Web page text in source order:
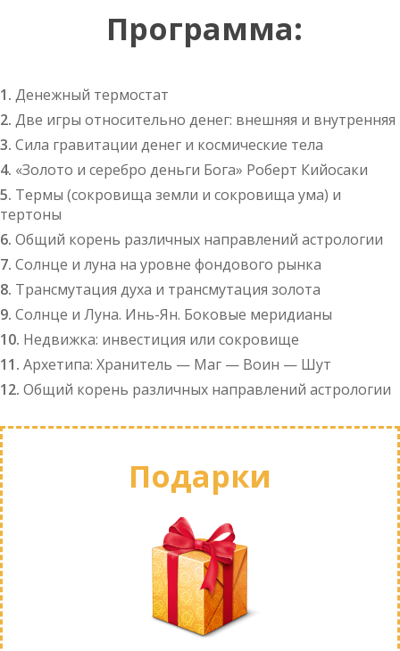
Программа:
1.Денежный термостат
2.Две игры относительно денег: внешняя и внутренняя
3.Сила гравитации денег и космические тела
4. «Золото и серебро деньги Бога» Роберт Кийосаки
5. Термы (сокровища земли и сокровища ума) и
тертоны
6.Общий корень различных направлений астрологии
7.Солнце и луна на уровне фондового рынка
8. Трансмутация духа и трансмутация золота
9. Солнце и Луна. Инь-Ян. Боковые меридианы
10. Недвижка: инвестиция или сокровище
11.Архетипа: Хранитель — Маг — Воин — Шут
12. Общий корень различных направлений астрологии
Подарки